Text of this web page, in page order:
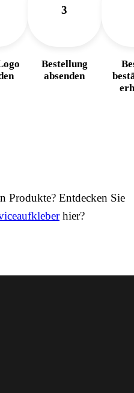
3
Bestellung
absenden
Produkte? Entdecken Sie
hier?